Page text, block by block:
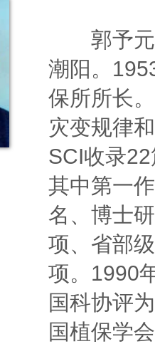
郭予元
潮阳。
保所所长
灾变规律
SCI收录
其中第一
名、博士
项、省部
项。1990
国科协评
国植保学